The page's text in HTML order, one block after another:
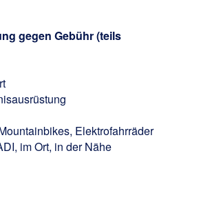
gegen Gebühr (teils
Elektrofahrräder
im Ort, in der Nähe